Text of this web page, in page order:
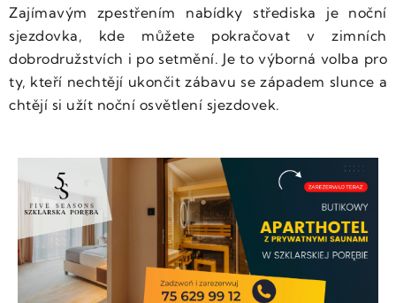
Zajímavým zpestřením nabídky střediska je noční
sjezdovka, kde můžete pokračovat v zimních
dobrodružstvích i po setmění. Je to výborná volba pro
ty, kteří nechtějí ukončit zábavu se západem slunce a
chtějí si užít noční osvětlení sjezdovek.